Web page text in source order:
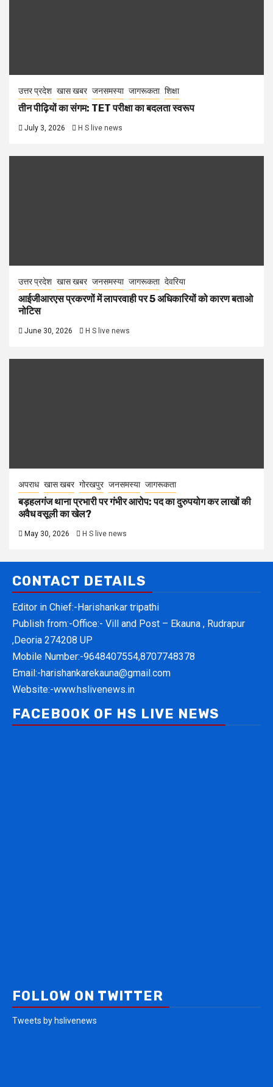
उत्तर प्रदेश खास खबर जनसमस्या जागरूकता शिक्षा
तीन पीढ़ियों का संगम: TET परीक्षा का बदलता स्वरूप
July 3, 2026 H S live news
उत्तर प्रदेश खास खबर जनसमस्या जागरूकता देवरिया
आईजीआरएस प्रकरणों में लापरवाही पर 5 अधिकारियों को कारण बताओ
नोटिस
June 30, 2026 H S live news
अपराध खास खबर गोरखपुर जनसमस्या जागरूकता
बड़हलगंज थाना प्रभारी पर गंभीर आरोप: पद का दुरुपयोग कर लाखों की
अवैध वसूली का खेल?
May 30, 2026 H S live news
CONTACT DETAILS
Editor in Chief:-Harishankar tripathi
Publish from:-Office:- Vill and Post – Ekauna , Rudrapur
,Deoria 274208 UP
Mobile Number:-9648407554,8707748378
Email:-harishankarekauna@gmail.com
Website:-www.hslivenews.in
FACEBOOK OF HS LIVE NEWS
FOLLOW ON TWITTER
Tweets by hslivenews